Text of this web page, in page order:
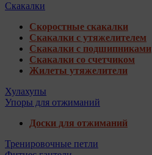
Скакалки
Скоростные скакалки
Скакалки с утяжелителем
Скакалки с подшипниками
Скакалки со счетчиком
Жилеты утяжелители
Хулахупы
Упоры для отжиманий
Доски для отжиманий
Тренировочные петли